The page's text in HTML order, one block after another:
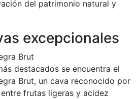
del patrimonio natural y
excepcionales
Brut
destacados se encuentra el
Brut, un cava reconocido por
frutas ligeras y acidez